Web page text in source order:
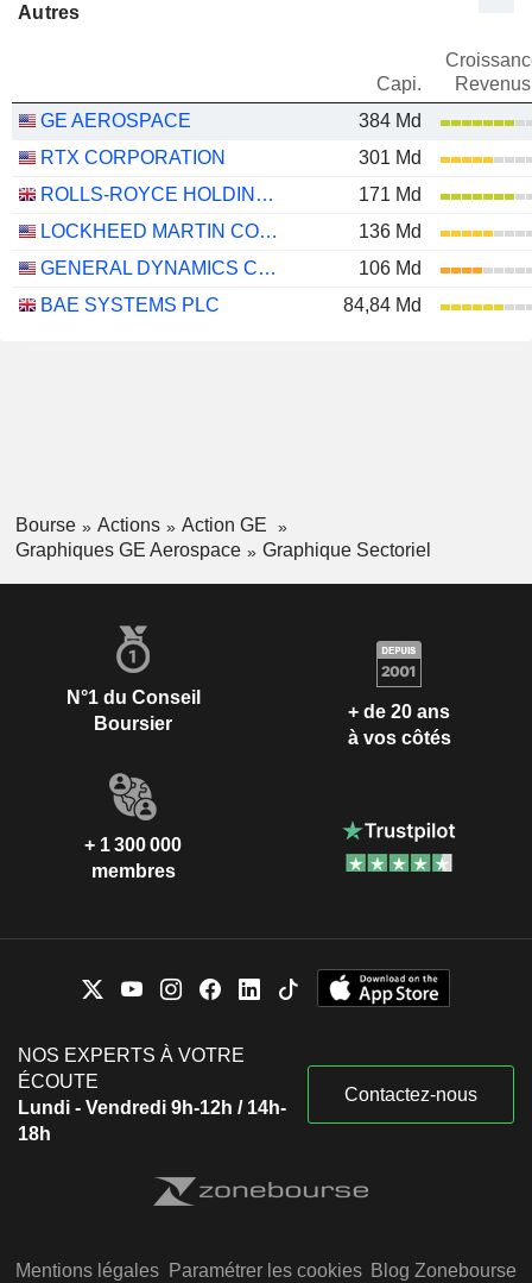
Autres
Capi.
Revenus
GE AEROSPACE
384 Md
RTX CORPORATION
301 Md
ROLLS-ROYCE HOLDINGS PLC
171 Md
LOCKHEED MARTIN CORPORATION
136 Md
GENERAL DYNAMICS CORPORATION
106 Md
BAE SYSTEMS PLC
84,84 Md
Bourse Actions
Action GE
Graphiques GE Aerospace
Graphique Sectoriel
N°1 du Conseil
Boursier
+ de 20 ans
à vos côtés
+ 1 300 000
membres
NOS EXPERTS À VOTRE
ÉCOUTE
Lundi - Vendredi 9h-12h / 14h-
18h
Contactez-nous
Mentions légales Paramétrer les cookies Blog Zonebourse